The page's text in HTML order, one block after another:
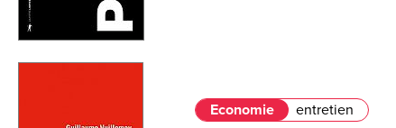
Economie entretien